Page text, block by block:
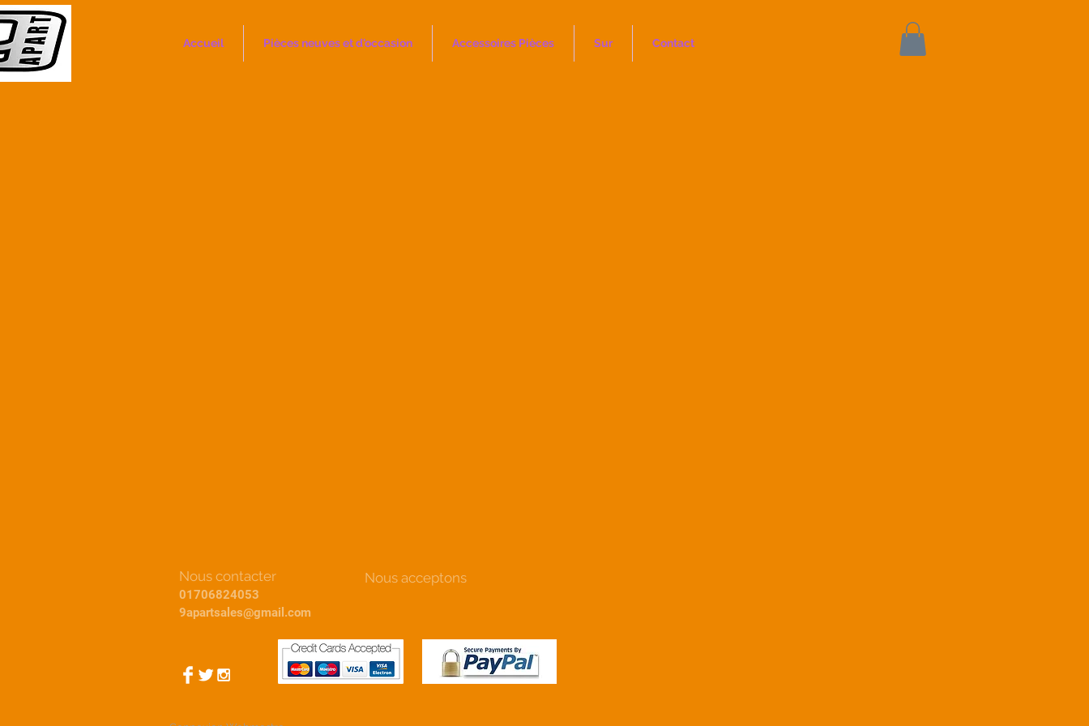
Accueil Pièces neuves et d'occasion Accessoires Pièces Sur Contact
Nous contacter
01706824053
9apartsales@gmail.com
Nous acceptons